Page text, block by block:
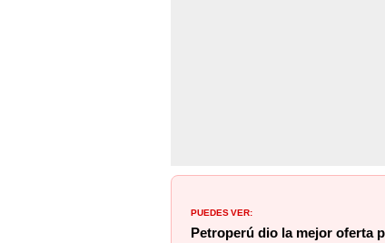
PUEDES VER:
Petroperú dio la mejor oferta